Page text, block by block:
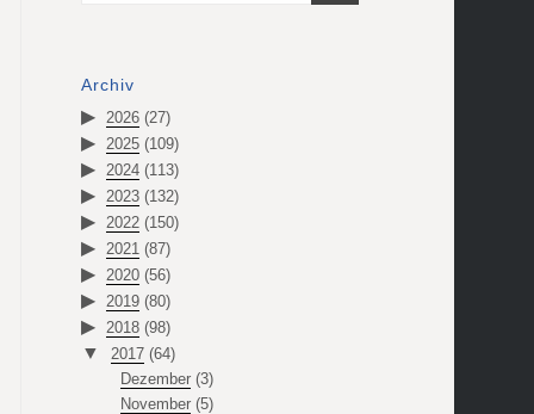
Archiv
2026 (27)
2025 (109)
2024 (113)
2023 (132)
2022 (150)
2021 (87)
2020 (56)
2019 (80)
2018 (98)
2017 (64)
Dezember(3)
November(5)